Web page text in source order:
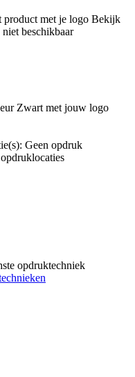
met je logo Bekijk
beschikbaar
Geen opdruk
opdruktechniek